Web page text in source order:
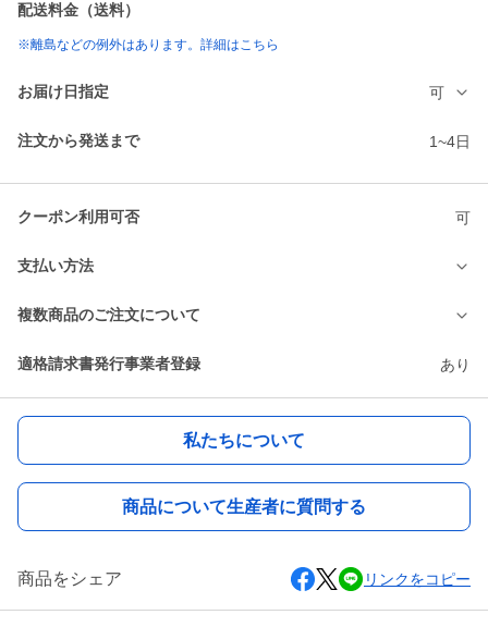
配送料金（送料）
※離島などの例外はあります。詳細はこちら
お届け日指定 可
注文から発送まで 1~4日
クーポン利用可否 可
支払い方法
複数商品のご注文について
適格請求書発行事業者登録 あり
私たちについて
商品について生産者に質問する
商品をシェア リンクをコピー